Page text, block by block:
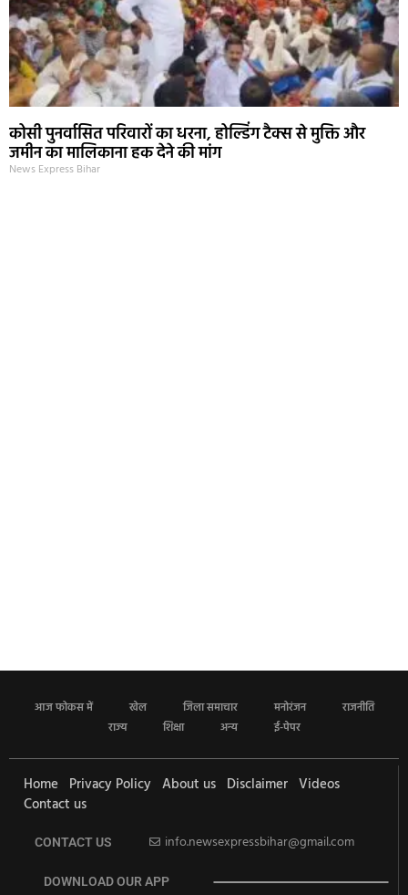
कोसी पुनर्वासित परिवारों का धरना, होल्डिंग टैक्स से मुक्ति और
जमीन का मालिकाना हक देने की मांग
News Express Bihar
आज फोकस में खेल जिला समाचार मनोरंजन
राजनीति
राज्य
शिक्षा अन्य ई-पेपर
Home Privacy Policy About us Disclaimer Videos
Contact us
CONTACT US info.newsexpressbihar@gmail.com
DOWNLOAD OUR APP